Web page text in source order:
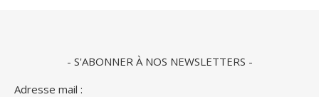
- S'ABONNER À NOS NEWSLETTERS -
Adresse mail :